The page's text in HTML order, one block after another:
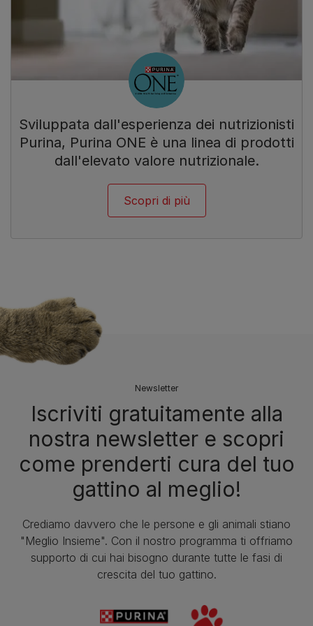
Sviluppata dall'esperienza dei nutrizionisti
Purina, Purina ONE è una linea di prodotti
dall'elevato valore nutrizionale.
Scopri di più
Newsletter
Iscriviti gratuitamente alla
nostra newsletter e scopri
come prenderti cura del tuo
gattino al meglio!
Crediamo davvero che le persone e gli animali stiano
"Meglio Insieme". Con il nostro programma ti offriamo
supporto di cui hai bisogno durante tutte le fasi di
crescita del tuo gattino.